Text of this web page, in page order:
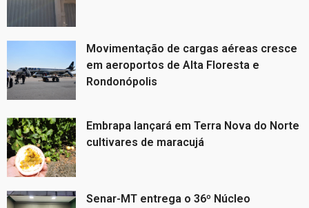
Movimentação de cargas aéreas cresce
em aeroportos de Alta Floresta e
Rondonópolis
Embrapa lançará em Terra Nova do Norte
cultivares de maracujá
Senar-MT entrega o 36º Núcleo